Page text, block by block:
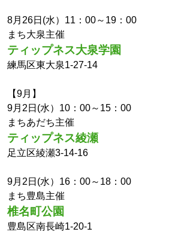
8月26日(水）11：00～19：00
まち大泉主催
ティップネス大泉学園
練馬区東大泉1-27-14
【9月】
9月2日(水）10：00～15：00
まちあだち主催
ティップネス綾瀬
足立区綾瀬3-14-16
9月2日(水）16：00～18：00
まち豊島主催
椎名町公園
豊島区南長崎1-20-1